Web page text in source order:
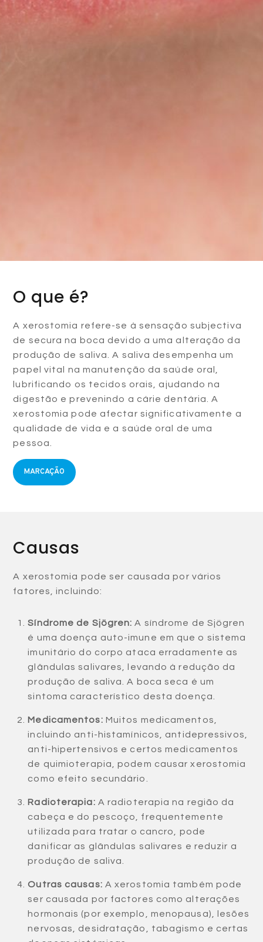
O que é?
A xerostomia refere-se à sensação subjectiva
de secura na boca devido a uma alteração da
produção de saliva. A saliva desempenha um
papel vital na manutenção da saúde oral,
lubrificando os tecidos orais, ajudando na
digestão e prevenindo a cárie dentária. A
xerostomia pode afectar significativamente a
qualidade de vida e a saúde oral de uma
pessoa.
MARCAÇÃO
Causas
A xerostomia pode ser causada por vários
fatores, incluindo:
Síndrome de Sjögren: A síndrome de Sjögren
é uma doença auto-imune em que o sistema
imunitário do corpo ataca erradamente as
glândulas salivares, levando à redução da
produção de saliva. A boca seca é um
sintoma característico desta doença.
Medicamentos: Muitos medicamentos,
incluindo anti-histamínicos, antidepressivos,
anti-hipertensivos e certos medicamentos
de quimioterapia, podem causar xerostomia
como efeito secundário.
Radioterapia: A radioterapia na região da
cabeça e do pescoço, frequentemente
utilizada para tratar o cancro, pode
danificar as glândulas salivares e reduzir a
produção de saliva.
Outras causas: A xerostomia também pode
ser causada por factores como alterações
hormonais (por exemplo, menopausa), lesões
nervosas, desidratação, tabagismo e certas